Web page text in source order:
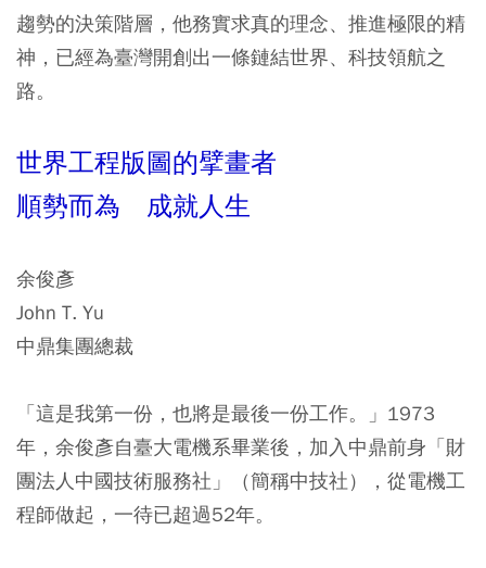
趨勢的決策階層，他務實求真的理念、推進極限的精
神，已經為臺灣開創出一條鏈結世界、科技領航之
路。
世界工程版圖的擘畫者
順勢而為 成就人生
余俊彥
John T. Yu
中鼎集團總裁
「這是我第一份，也將是最後一份工作。」1973
年，余俊彥自臺大電機系畢業後，加入中鼎前身「財
團法人中國技術服務社」（簡稱中技社），從電機工
程師做起，一待已超過52年。